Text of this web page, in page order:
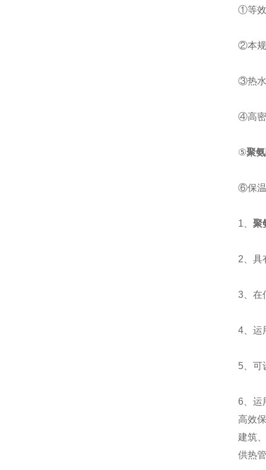
①等效
②本规
③热水
④高密
⑤聚
⑥保温
1、 聚
2、具
3、在
4、运
5、可
6、运
高效
建筑
供热